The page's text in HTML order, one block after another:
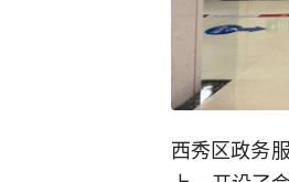
西秀区政务